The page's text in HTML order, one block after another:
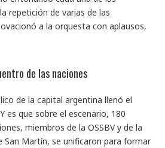
repetición de varias de las
a la orquesta con aplausos,
de las naciones
de la capital argentina llenó el
es que sobre el escenario, 180
miembros de la OSSBV y de la
San Martín, se unificaron para formar